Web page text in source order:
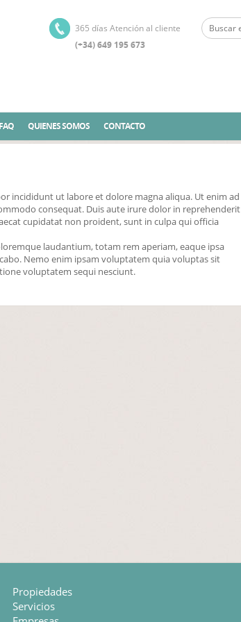
365 días Atención al cliente
(+34) 649 195 673
FAQ QUIENES SOMOS CONTACTO
incididunt ut labore et dolore magna aliqua. Ut enim ad
consequat. Duis aute irure dolor in reprehenderit
cupidatat non proident, sunt in culpa qui officia
laudantium, totam rem aperiam, eaque ipsa
Nemo enim ipsam voluptatem quia voluptas sit
voluptatem sequi nesciunt.
Propiedades
Servicios